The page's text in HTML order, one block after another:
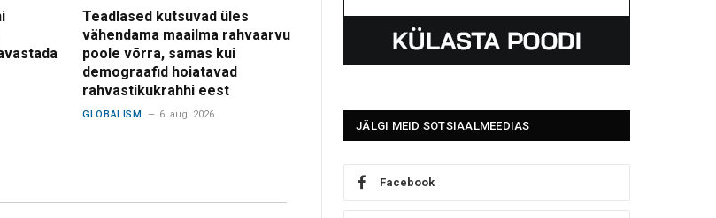
Teadlased kutsuvad üles
vähendama maailma rahvaarvu
poole võrra, samas kui
demograafid hoiatavad
rahvastikukrahhi eest
GLOBALISM 6. aug. 2026
JÄLGI MEID SOTSIAALMEEDIAS
Facebook